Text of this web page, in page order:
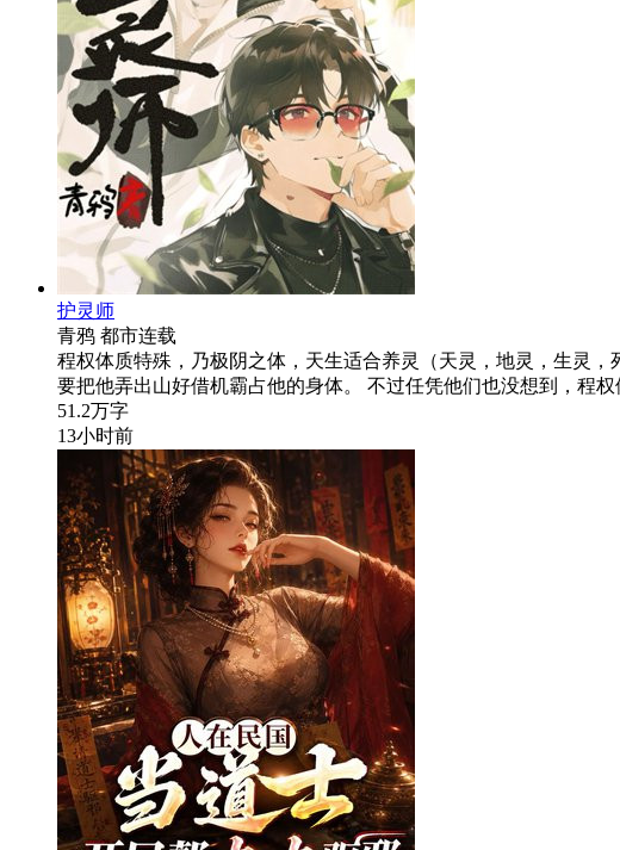
护灵师
青鸦 都市连载
程权体质特殊，乃极阴之体，天生适合养灵（天灵，地灵，生灵
要把他弄出山好借机霸占他的身体。 不过任凭他们也没想到，程
51.2万字
13小时前